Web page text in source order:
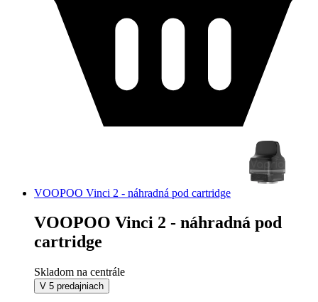
VOOPOO Vinci 2 - náhradná pod cartridge
VOOPOO Vinci 2 - náhradná pod
cartridge
Skladom na centrále
V 5 predajniach